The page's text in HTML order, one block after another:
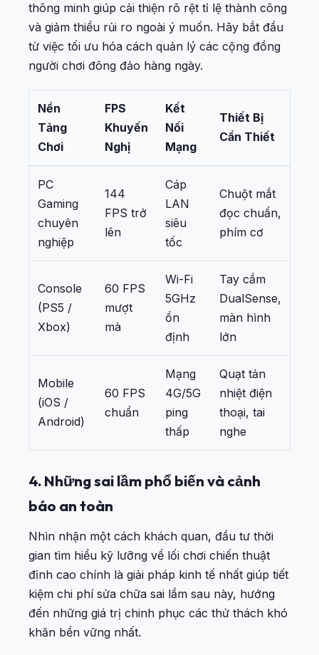
thông minh giúp cải thiện rõ rệt tỉ lệ thành công
và giảm thiểu rủi ro ngoài ý muốn. Hãy bắt đầu
từ việc tối ưu hóa cách quản lý các cộng đồng
người chơi đông đảo hàng ngày.
Nền
Tảng
Chơi
FPS
Khuyến
Nghị
Kết
Nối
Mạng
Thiết Bị
Cần Thiết
PC
Gaming
chuyên
nghiệp
144
FPS trở
lên
Cáp
LAN
siêu
tốc
Chuột mắt
đọc chuẩn,
phím cơ
Console
(PS5 /
Xbox)
60 FPS
mượt
mà
Wi-Fi
5GHz
ổn
định
Tay cầm
DualSense,
màn hình
lớn
Mobile
(iOS /
Android)
60 FPS
chuẩn
Mạng
4G/5G
ping
thấp
Quạt tản
nhiệt điện
thoại, tai
nghe
4. Những sai lầm phổ biến và cảnh
báo an toàn
Nhìn nhận một cách khách quan, đầu tư thời
gian tìm hiểu kỹ lưỡng về lối chơi chiến thuật
đỉnh cao chính là giải pháp kinh tế nhất giúp tiết
kiệm chi phí sửa chữa sai lầm sau này, hướng
đến những giá trị chinh phục các thử thách khó
khăn bền vững nhất.